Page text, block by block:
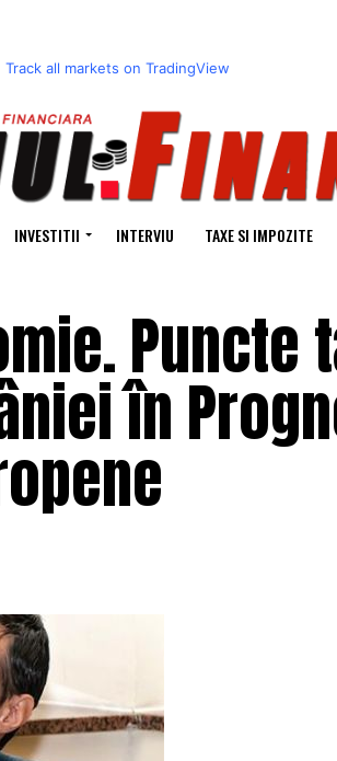
Track all markets on TradingView
INVESTITII INTERVIU TAXE SI IMPOZITE
Puncte
în